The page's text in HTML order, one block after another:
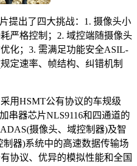
提出了四大挑战：1. 摄像头小
严格控制；2. 域控端随摄像头
化；3. 需满足功能安全ASIL-
定速率、帧结构、纠错机制
用HSMT公有协议的车规级
串器芯片NLS9116和四通道的
摄像头、域控制器)及智
器)系统中的高速数据传输场
协议、优异的模拟性能和全国